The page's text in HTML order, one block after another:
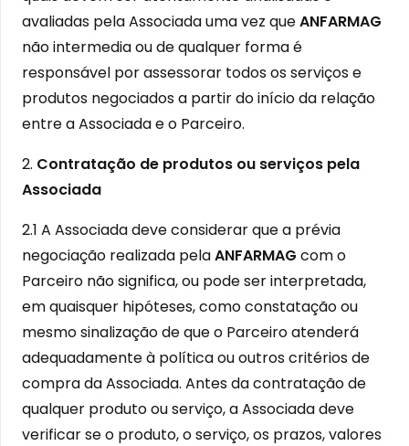
avaliadas pela Associada uma vez queANFARMAG
não intermedia ou de qualquer forma é
responsável por assessorar todos os serviços e
produtos negociados a partir do início da relação
entre a Associada e o Parceiro.
2. Contratação de produtos ou serviços pela
Associada
2.1 A Associada deve considerar que a prévia
negociação realizada pelaANFARMAG com o
Parceiro não significa, ou pode ser interpretada,
em quaisquer hipóteses, como constatação ou
mesmo sinalização de que o Parceiro atenderá
adequadamente à política ou outros critérios de
compra da Associada. Antes da contratação de
qualquer produto ou serviço, a Associada deve
verificar se o produto, o serviço, os prazos, valores